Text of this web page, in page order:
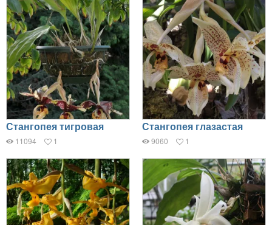
Стангопея тигровая
11094 1
Стангопея глазастая
9060 1